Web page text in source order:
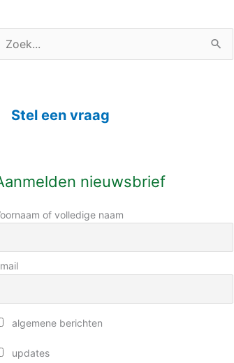
Stel een vraag
nieuwsbrief
of volledige naam
algemene berichten
updates